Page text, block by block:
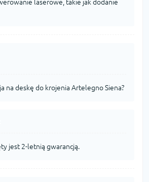
laserowe, takie jak dodanie
na deskę do krojenia Artelegno Siena?
jest 2-letnią gwarancją.